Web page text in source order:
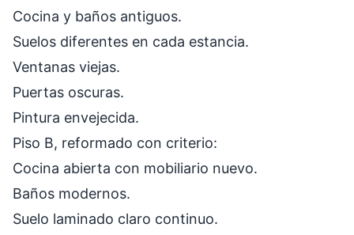
Cocina y baños antiguos.
Suelos diferentes en cada estancia.
Ventanas viejas.
Puertas oscuras.
Pintura envejecida.
Piso B, reformado con criterio:
Cocina abierta con mobiliario nuevo.
Baños modernos.
Suelo laminado claro continuo.